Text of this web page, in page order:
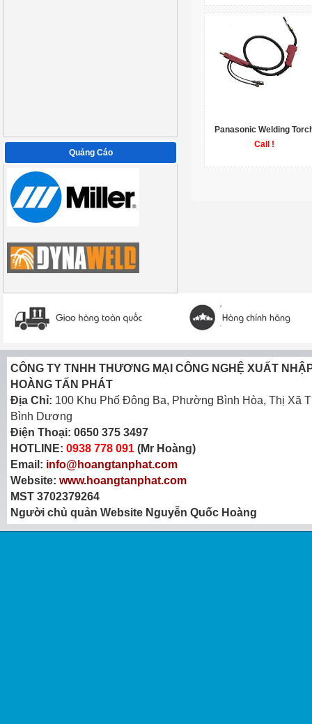
Quảng Cáo
Panasonic Welding
Call !
CÔNG TY TNHH THƯƠNG MẠI CÔNG NGHỆ XUẤT
HOÀNG TẤN PHÁT
Địa Chỉ: 100 Khu Phố Đông Ba, Phường Bình Hòa, Thị Xã
Bình Dương
Điện Thoại: 0650 375 3497
HOTLINE: 0938 778 091 (Mr Hoàng)
Email: info@hoangtanphat.com
Website: www.hoangtanphat.com
MST 3702379264
Người chủ quản Website Nguyễn Quốc Hoàng